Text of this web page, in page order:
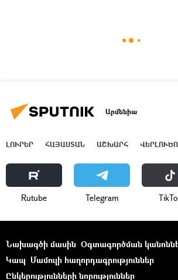
Արմենիա
ԼՈՒՐԵՐ ՀԱՅԱՍՏԱՆ ԱՇԽԱՐՀ
Rutube Telegram
Նախագծի մասին Օգտագործման
Կապ Մամուլի հաղորդագրություններ
Ընկերությունների նորություններ